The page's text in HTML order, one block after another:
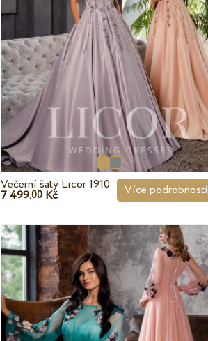
Večerní šaty Licor 1910
7 499.00 Kč Více podrobností